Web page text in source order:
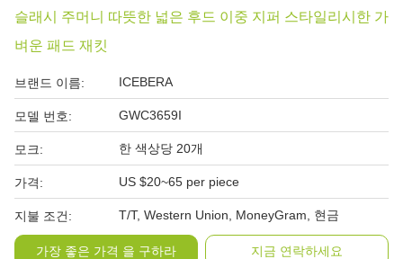
슬래시 주머니 따뜻한 넓은 후드 이중 지퍼 스타일리시한 가
벼운 패드 재킷
브랜드 이름: ICEBERA
모델 번호: GWC3659I
모크: 한 색상당 20개
가격: US $20~65 per piece
지불 조건: T/T, Western Union, MoneyGram, 현금
가장 좋은 가격 을 구하라 지금 연락하세요